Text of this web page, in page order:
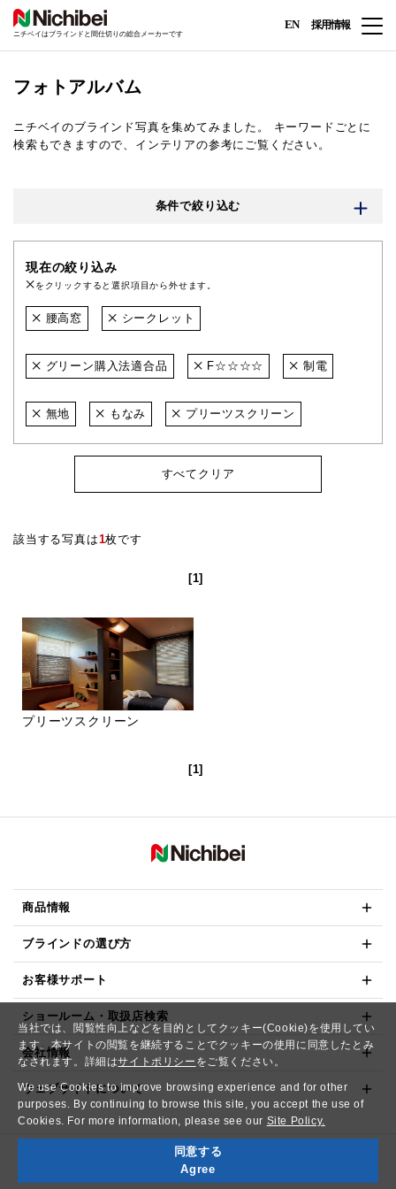
当社では、閲覧性向上などを目的としてクッキー(Cookie)を使用してい
ます。本サイトの閲覧を継続することでクッキーの使用に同意したとみ
なされます。詳細はサイトポリシー をご覧ください。
We use Cookies to improve browsing experience and for other
purposes. By continuing to browse this site, you accept the use of
Cookies. For more information, please see our Site Policy.
同意する
Agree
ニチベイはブラインドと間仕切りの総合メーカーです
EN 採用情報
フォトアルバム
ニチベイのブラインド写真を集めてみました。
キーワードごとに
検索もできますので、インテリアの参考にご覧ください。
条件で絞り込む
現在の絞り込み
をクリックすると選択項目から外せます。
腰高窓 シークレット
グリーン購入法適合品 F☆☆☆☆ 制電
無地 もなみ プリーツスクリーン
すべてクリア
該当する写真は1枚です
[1]
プリーツスクリーン
[1]
商品情報
ブラインドの選び方
お客様サポート
ショールーム・取扱店検索
会社情報
ウェブサイトについて
Copyright© NICHIBEI CO.,LTD. All Rights Reserved.